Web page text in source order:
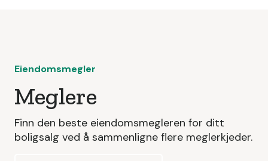
Eiendomsmegler
Meglere
Finn den beste eiendomsmegleren for ditt
boligsalg ved å sammenligne flere meglerkjeder.